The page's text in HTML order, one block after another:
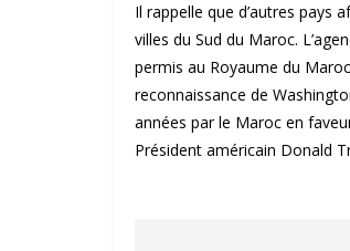
Il rappelle que d’autres pays
villes du Sud du Maroc.
permis au Royaume du
reconnaissance de
années par le Maroc en
Président américain Donald